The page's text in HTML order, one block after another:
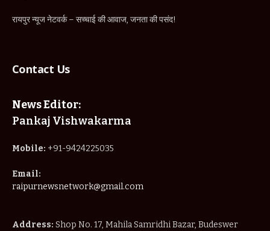
रायपुर न्यूज नेटवर्क – सच्चाई की आवाज, जनता की पसंद!
Contact Us
News Editor:
Pankaj Vishwakarma
Mobile: +91-9424225035
Email:
raipurnewsnetwork@gmail.com
Address: Shop No. 17, Mahila Samridhi Bazar, Budeswer